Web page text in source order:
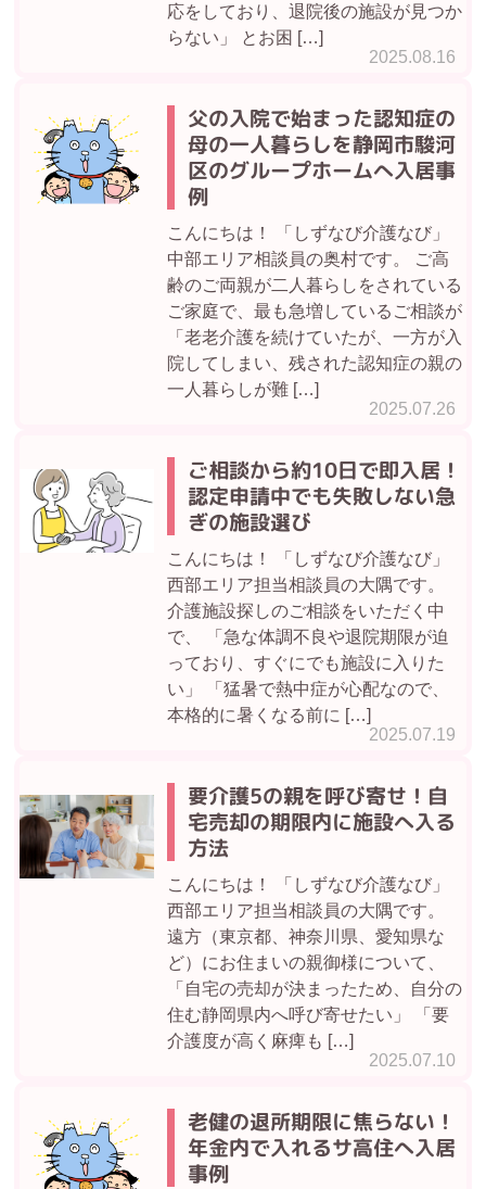
2025.08.16
応をしており、退院後の施設が見つか
らない」 とお困 […]
父の入院で始まった認知症の
母の一人暮らしを静岡市駿河
区のグループホームへ入居事
例
2025.07.26
こんにちは！ 「しずなび介護なび」
中部エリア相談員の奥村です。 ご高
齢のご両親が二人暮らしをされている
ご家庭で、最も急増しているご相談が
「老老介護を続けていたが、一方が入
院してしまい、残された認知症の親の
一人暮らしが難 […]
ご相談から約10日で即入居！
認定申請中でも失敗しない急
ぎの施設選び
2025.07.19
こんにちは！ 「しずなび介護なび」
西部エリア担当相談員の大隅です。
介護施設探しのご相談をいただく中
で、 「急な体調不良や退院期限が迫
っており、すぐにでも施設に入りた
い」 「猛暑で熱中症が心配なので、
本格的に暑くなる前に […]
要介護5の親を呼び寄せ！自
宅売却の期限内に施設へ入る
方法
2025.07.10
こんにちは！ 「しずなび介護なび」
西部エリア担当相談員の大隅です。
遠方（東京都、神奈川県、愛知県な
ど）にお住まいの親御様について、
「自宅の売却が決まったため、自分の
住む静岡県内へ呼び寄せたい」 「要
介護度が高く麻痺も […]
老健の退所期限に焦らない！
年金内で入れるサ高住へ入居
事例